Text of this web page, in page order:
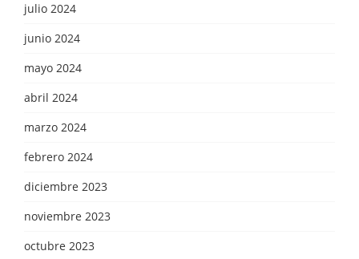
julio 2024
junio 2024
mayo 2024
abril 2024
marzo 2024
febrero 2024
diciembre 2023
noviembre 2023
octubre 2023